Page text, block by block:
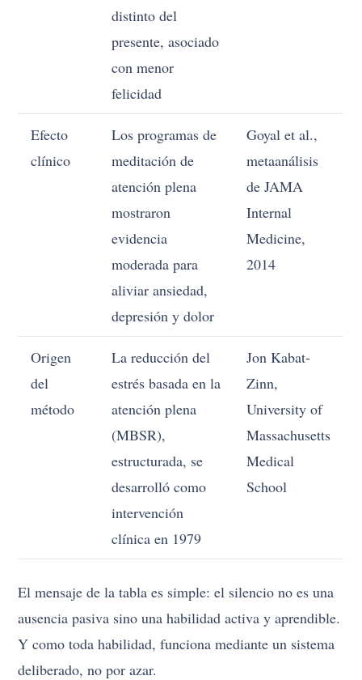
distinto del
presente, asociado
con menor
felicidad
Efecto
clínico
Los programas de
meditación de
atención plena
mostraron
evidencia
moderada para
aliviar ansiedad,
depresión y dolor
Goyal et al.,
metaanálisis
de JAMA
Internal
Medicine,
2014
Origen
del
método
La reducción del
estrés basada en la
atención plena
(MBSR),
estructurada, se
desarrolló como
intervención
clínica en 1979
Jon Kabat-
Zinn,
University of
Massachusetts
Medical
School
El mensaje de la tabla es simple: el silencio no es una
ausencia pasiva sino una habilidad activa y aprendible.
Y como toda habilidad, funciona mediante un sistema
deliberado, no por azar.